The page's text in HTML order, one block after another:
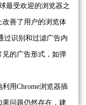
最受欢迎的浏览器之
善了用户的浏览体
过识别和过滤广告内
的广告形式，如弹
用Chrome浏览器插
问题仍然存在，建